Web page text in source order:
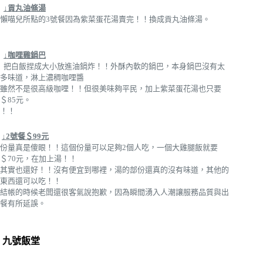
↓貢丸油條湯
懶喵兒所點的3號餐因為紫菜蛋花湯賣完！！換成貢丸油條湯。
↓咖哩雞鍋巴
把白飯捏成大小放進油鍋炸！！外酥內軟的鍋巴，本身鍋巴沒有太
多味道，淋上濃稠咖哩醬
雖然不是很高級咖哩！！但很美味夠平民，加上紫菜蛋花湯也只要
＄85元。
！！
↓2號餐＄99元
份量真是傻眼！！這個份量可以足夠2個人吃，一個大雞腿飯就要
＄70元，在加上湯！！
其實也還好！！沒有便宜到哪裡，湯的部份還真的沒有味道，其他的
東西還可以吃！！
結帳的時候老闆還很客氣說抱歉，因為瞬間湧入人潮讓服務品質與出
餐有所延誤。
九號飯堂